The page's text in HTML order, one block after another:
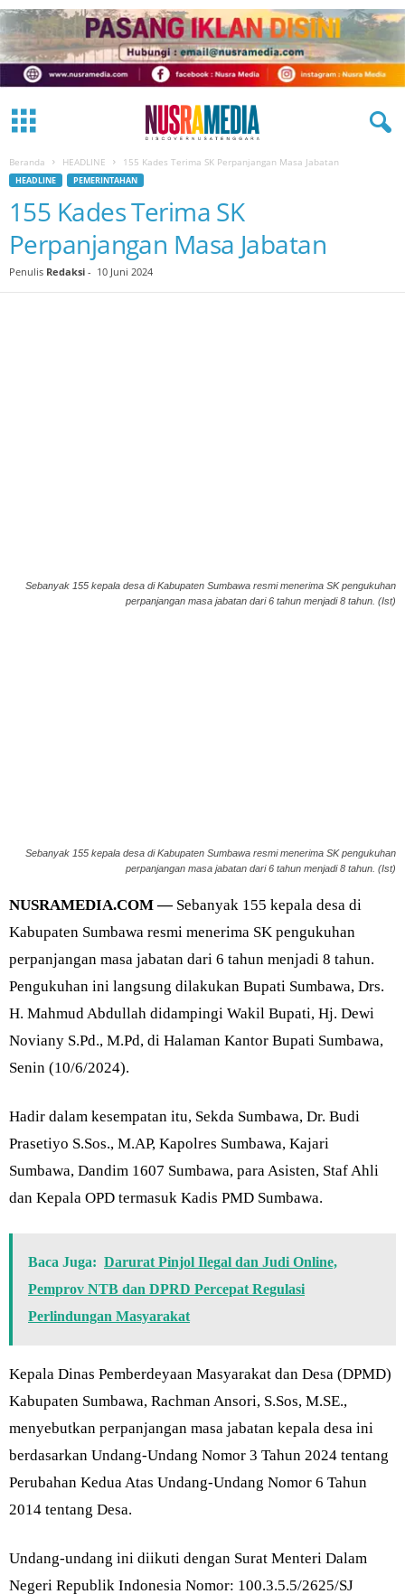
Beranda HEADLINE 155 Kades Terima SK Perpanjangan Masa Jabatan
HEADLINE PEMERINTAHAN
155 Kades Terima SK
Perpanjangan Masa Jabatan
Penulis Redaksi - 10 Juni 2024
Sebanyak 155 kepala desa di Kabupaten Sumbawa resmi menerima SK pengukuhan
perpanjangan masa jabatan dari 6 tahun menjadi 8 tahun. (Ist)
Sebanyak 155 kepala desa di Kabupaten Sumbawa resmi menerima SK pengukuhan
perpanjangan masa jabatan dari 6 tahun menjadi 8 tahun. (Ist)
NUSRAMEDIA.COM —Sebanyak 155 kepala desa di
Kabupaten Sumbawa resmi menerima SK pengukuhan
perpanjangan masa jabatan dari 6 tahun menjadi 8 tahun.
Pengukuhan ini langsung dilakukan Bupati Sumbawa, Drs.
H. Mahmud Abdullah didampingi Wakil Bupati, Hj. Dewi
Noviany S.Pd., M.Pd, di Halaman Kantor Bupati Sumbawa,
Senin (10/6/2024).
Hadir dalam kesempatan itu, Sekda Sumbawa, Dr. Budi
Prasetiyo S.Sos., M.AP, Kapolres Sumbawa, Kajari
Sumbawa, Dandim 1607 Sumbawa, para Asisten, Staf Ahli
dan Kepala OPD termasuk Kadis PMD Sumbawa.
Baca Juga: Darurat Pinjol Ilegal dan Judi Online,
Pemprov NTB dan DPRD Percepat Regulasi
Perlindungan Masyarakat
Kepala Dinas Pemberdeyaan Masyarakat dan Desa (DPMD)
Kabupaten Sumbawa, Rachman Ansori, S.Sos, M.SE.,
menyebutkan perpanjangan masa jabatan kepala desa ini
berdasarkan Undang-Undang Nomor 3 Tahun 2024 tentang
Perubahan Kedua Atas Undang-Undang Nomor 6 Tahun
2014 tentang Desa.
Undang-undang ini diikuti dengan Surat Menteri Dalam
Negeri Republik Indonesia Nomor: 100.3.5.5/2625/SJ